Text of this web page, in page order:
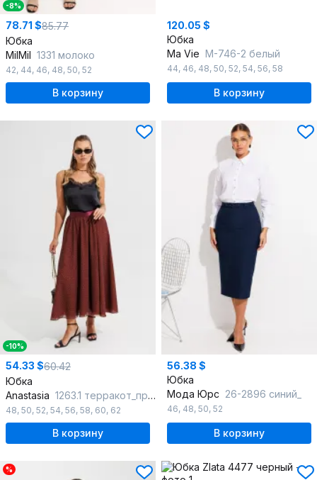
-8%
78.71 $85.77
Юбка
MilMil 1331 молоко
42, 44, 46, 48, 50, 52
В корзину
120.05 $
Юбка
Ma Vie М-746-2 белый
44, 46, 48, 50, 52, 54, 56, 58
В корзину
-10%
54.33 $60.42
Юбка
Anastasia 1263.1 терракот_принт
48, 50, 52, 54, 56, 58, 60, 62
В корзину
56.38 $
Юбка
Мода Юрс 26-2896 синий_
46, 48, 50, 52
В корзину
%